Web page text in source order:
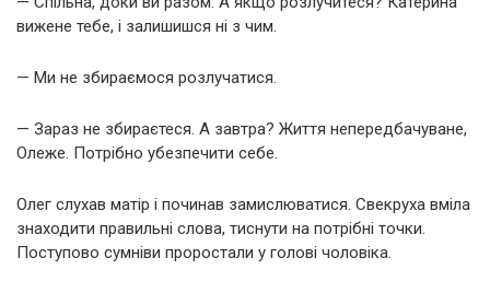
вижене тебе, і залишишся ні з чим.
— Ми не збираємося розлучатися.
— Зараз не збираєтеся. А завтра? Життя непередбачуване,
Олеже. Потрібно убезпечити себе.
Олег слухав матір і починав замислюватися. Свекруха вміла
знаходити правильні слова, тиснути на потрібні точки.
Поступово сумніви проростали у голові чоловіка.